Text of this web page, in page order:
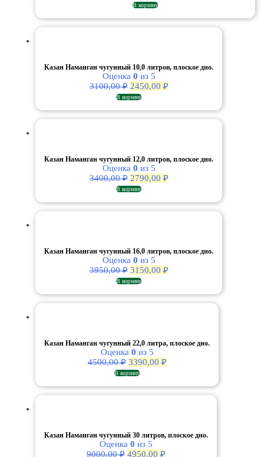
В корзину
Казан Наманган чугунный 10,0 литров, плоское дно.
Оценка 0 из 5
3100,00₽ Первоначальная
цена
2450,00 ₽Текущая
В корзину
Казан Наманган чугунный 12,0 литров, плоское дно.
Оценка 0 из 5
3400,00₽ Первоначальная
цена
2790,00 ₽Текущая
В корзину
Казан Наманган чугунный 16,0 литров, плоское дно.
Оценка 0 из 5
3950,00₽ Первоначальная
цена
3150,00 ₽Текущая
В корзину
Казан Наманган чугунный 22,0 литра, плоское дно.
Оценка 0 из 5
4500,00₽ Первоначальная
цена
3390,00 ₽Текущая
В корзину
Казан Наманган чугунный 30 литров, плоское дно.
Оценка 0 из 5
9000,00₽ Первоначальная
4950,00 ₽